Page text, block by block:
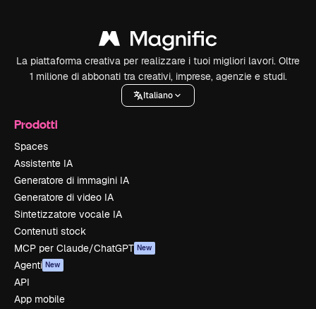
La piattaforma creativa per realizzare i tuoi migliori lavori. Oltre
1 milione di abbonati tra creativi, imprese, agenzie e studi.
Italiano
Prodotti
Spaces
Assistente IA
Generatore di immagini IA
Generatore di video IA
Sintetizzatore vocale IA
Contenuti stock
MCP per Claude/ChatGPT New
Agenti New
API
App mobile